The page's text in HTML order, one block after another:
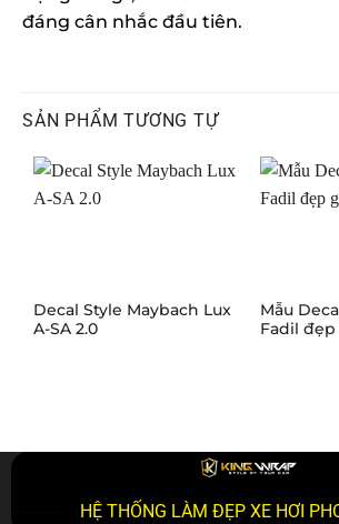
đáng cân nhắc đầu tiên.
SẢN PHẨM TƯƠNG TỰ
Decal Style Maybach Lux
A-SA 2.0
Mẫu
Fadil đẹp
HỆ THỐNG LÀM ĐẸP XE HƠI